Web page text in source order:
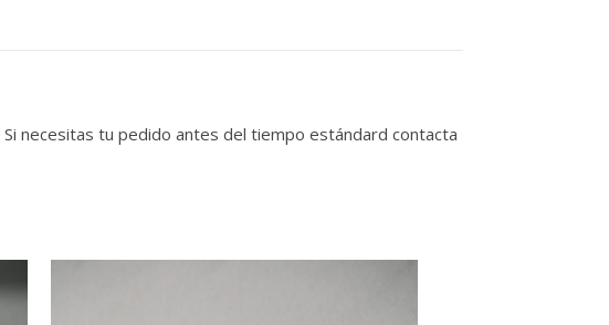
necesitas tu pedido antes del tiempo estándard contacta